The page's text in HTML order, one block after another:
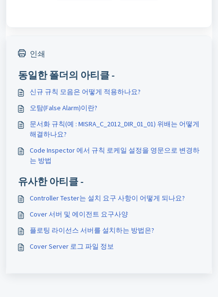
인쇄
동일한 폴더의 아티클 -
신규 규칙 모음은 어떻게 적용하나요?
오탐(False Alarm)이란?
문서화 규칙(예 : MISRA_C_2012_DIR_01_01) 위배는 어떻게
해결하나요?
Code Inspector 에서 규칙 로케일 설정을 영문으로 변경하
는 방법
유사한 아티클 -
Controller Tester는 설치 요구 사항이 어떻게 되나요?
Cover 서버 및 에이전트 요구사양
플로팅 라이선스 서버를 설치하는 방법은?
Cover Server 로그 파일 정보